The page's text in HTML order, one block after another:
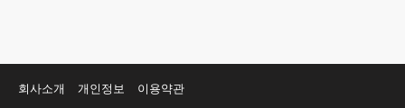
회사소개 개인정보 이용약관